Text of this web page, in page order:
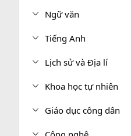
Ngữ văn
Tiếng Anh
Lịch sử và Địa lí
Khoa học tự nhiên
Giáo dục công dân